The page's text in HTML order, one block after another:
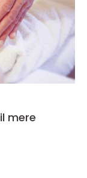
mere